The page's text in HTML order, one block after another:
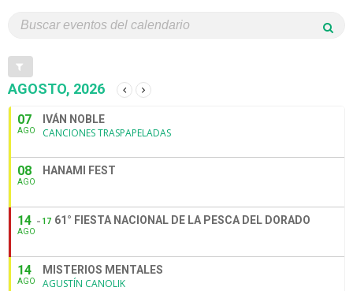
AGOSTO, 2026
07
AGO
IVÁN NOBLE
CANCIONES TRASPAPELADAS
08
AGO
HANAMI FEST
14
AGO
17 61° FIESTA NACIONAL DE LA PESCA DEL DORADO
14
AGO
MISTERIOS MENTALES
AGUSTÍN CANOLIK